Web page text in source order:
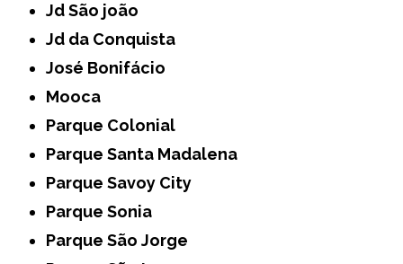
Jd São joão
Jd da Conquista
José Bonifácio
Mooca
Parque Colonial
Parque Santa Madalena
Parque Savoy City
Parque Sonia
Parque São Jorge